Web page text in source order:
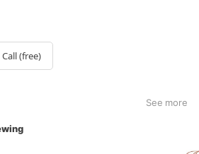
Call (free)
See more